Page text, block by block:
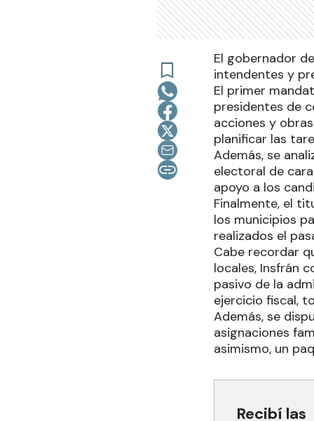
El gobernador
intendentes y
El primer
presidentes de
acciones y
planificar las
Además, se
electoral de
apoyo a los
Finalmente, el
los municipios
realizados el
Cabe recordar
locales, Insfrán
pasivo de la
ejercicio fiscal,
Además, se
asignaciones
asimismo, un
Recibí las